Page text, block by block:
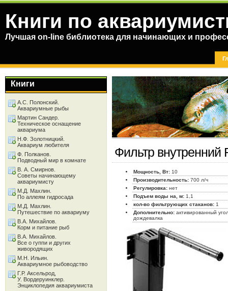
Книги по
Лучшая on-line библиотека для начинающих и
Фильтр внутренний
Мощность, Вт: 10
Производительность: 700 л/ч
Регулировка: нет
Подъем воды на, м: 1,1
кол-во фильтрующих стаканов: 1
Дополнительно: активированный
дождевалка
Книги
А.С. Полонский.
Аквариумные рыбы
Мартин Сандер.
Техническое оснащение
аквариума
Н.Ф. Золотницкий.
Аквариум любителя
Ф. Полканов.
Подводный мир в комнате
В. А. Смирнов.
Советы начинающему
аквариумисту
М.Д. Махлин.
По аллеям гидросада
М.Д. Махлин.
Путешествие по аквариуму
В.А. Михайлов.
Корм и питание рыб
В.А. Михайлов.
Все о гуппи и других
живородящих
М.Н. Ильин.
Аквариумное рыбоводство
Г.Р. Аксельрод,
У. Вордеруинклер.
Энциклопедия аквариумиста